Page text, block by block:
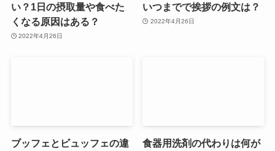
い？1日の摂取量や食べた
くなる原因はある？
2022年4月26日
いつまでで挨拶の例文は？
2022年4月26日
ブッフェとビュッフェの違
食器用洗剤の代わりは何が